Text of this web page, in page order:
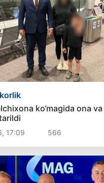
ko‘magida ona
17:09 566